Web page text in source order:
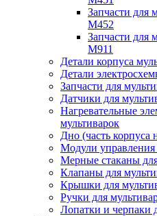
Запчасти для
M452
Запчасти для
M911
Детали корпуса
Детали
Запчасти для
Датчики для
Нагревательные
мультиварок
Дно (часть корпуса
Модули управления
Мерные стаканы
Клапаны для
Крышки для
Ручки для
Лопатки и черпаки